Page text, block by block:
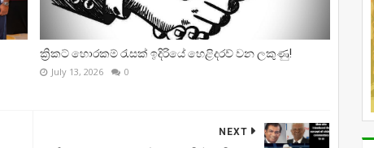
ක්‍රිකට් හොරකම් රැසක් ඉදිරියේ හෙළිදරව් වන ලකුණු!
July 13, 2026 0
NEXT